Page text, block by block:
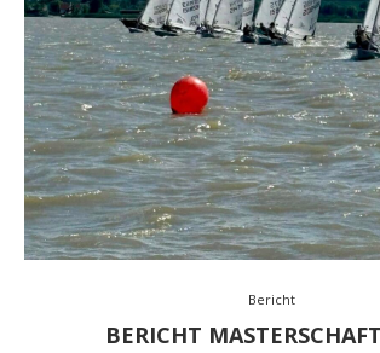
Bericht
BERICHT